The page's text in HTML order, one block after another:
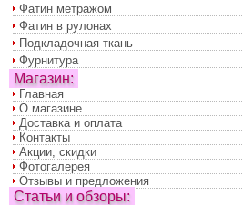
Фатин метражом
Фатин в рулонах
Подкладочная ткань
Фурнитура
Магазин:
Главная
О магазине
Доставка и оплата
Контакты
Акции, скидки
Фотогалерея
Отзывы и предложения
Статьи и обзоры: